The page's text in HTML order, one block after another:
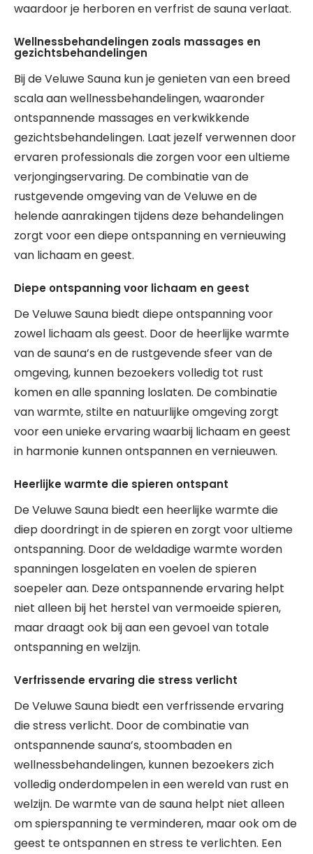
waardoor je herboren en verfrist de sauna verlaat.
Wellnessbehandelingen zoals massages en
gezichtsbehandelingen
Bij de Veluwe Sauna kun je genieten van een breed
scala aan wellnessbehandelingen, waaronder
ontspannende massages en verkwikkende
gezichtsbehandelingen. Laat jezelf verwennen door
ervaren professionals die zorgen voor een ultieme
verjongingservaring. De combinatie van de
rustgevende omgeving van de Veluwe en de
helende aanrakingen tijdens deze behandelingen
zorgt voor een diepe ontspanning en vernieuwing
van lichaam en geest.
Diepe ontspanning voor lichaam en geest
De Veluwe Sauna biedt diepe ontspanning voor
zowel lichaam als geest. Door de heerlijke warmte
van de sauna’s en de rustgevende sfeer van de
omgeving, kunnen bezoekers volledig tot rust
komen en alle spanning loslaten. De combinatie
van warmte, stilte en natuurlijke omgeving zorgt
voor een unieke ervaring waarbij lichaam en geest
in harmonie kunnen ontspannen en vernieuwen.
Heerlijke warmte die spieren ontspant
De Veluwe Sauna biedt een heerlijke warmte die
diep doordringt in de spieren en zorgt voor ultieme
ontspanning. Door de weldadige warmte worden
spanningen losgelaten en voelen de spieren
soepeler aan. Deze ontspannende ervaring helpt
niet alleen bij het herstel van vermoeide spieren,
maar draagt ook bij aan een gevoel van totale
ontspanning en welzijn.
Verfrissende ervaring die stress verlicht
De Veluwe Sauna biedt een verfrissende ervaring
die stress verlicht. Door de combinatie van
ontspannende sauna’s, stoombaden en
wellnessbehandelingen, kunnen bezoekers zich
volledig onderdompelen in een wereld van rust en
welzijn. De warmte van de sauna helpt niet alleen
om spierspanning te verminderen, maar ook om de
geest te ontspannen en stress te verlichten. Een